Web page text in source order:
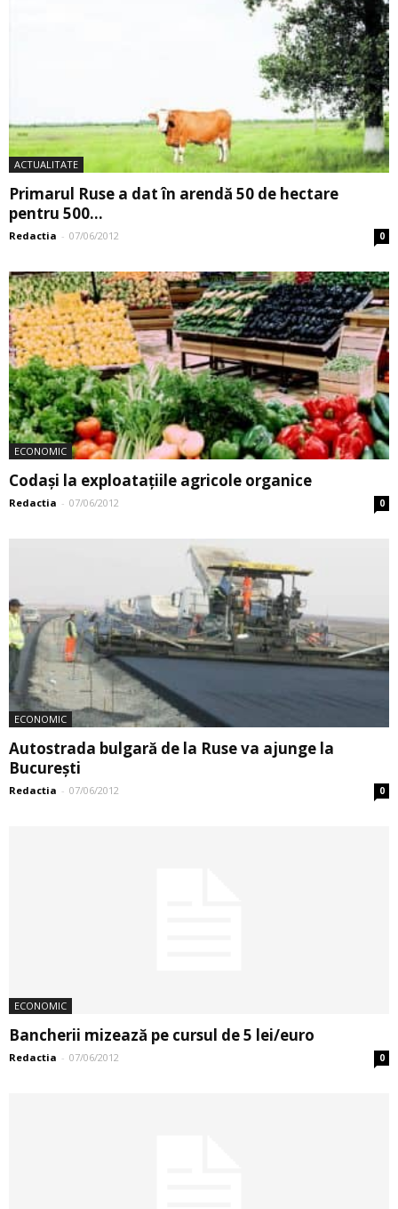
ACTUALITATE
Primarul Ruse a dat în arendă 50 de hectare
pentru 500...
Redactia - 07/06/2012 0
ECONOMIC
Codași la exploatațiile agricole organice
Redactia - 07/06/2012 0
ECONOMIC
Autostrada ­bulgară de la Ruse va ajunge la
București
Redactia - 07/06/2012 0
ECONOMIC
Bancherii mizează pe cursul de 5 lei/euro
Redactia - 07/06/2012 0